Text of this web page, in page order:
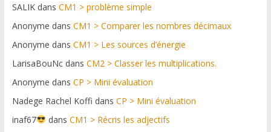
SALIKdans CM1 > problème simple
Anonyme dans CM1 > Comparer les nombres décimaux
Anonyme dans CM1 > Les sources d’énergie
LarisaBouNcdans CM2 > Classer les multiplications.
Anonyme dans CP > Mini évaluation
Nadege Rachel Koffi dans CP > Mini évaluation
inaf67
dans CM1 > Récris les adjectifs